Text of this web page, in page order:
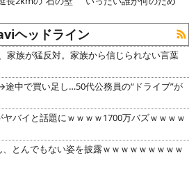
ヘッドライン
家族が猛反対。家族から信じられない言葉
中で買い足し…50代公務員の“ドライブ”が
ヤバイと話題にｗｗｗｗ1700万バズｗｗｗｗ
、とんでもない姿を披露ｗｗｗｗｗｗｗｗｗ